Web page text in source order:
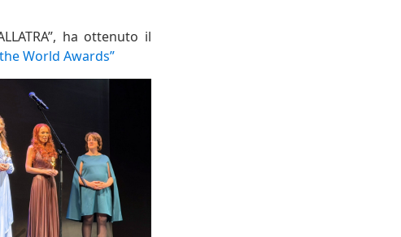
ha ottenuto il
World Awards”